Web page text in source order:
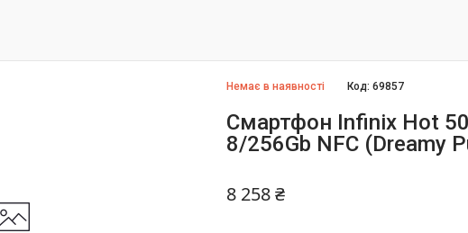
Немає в наявності Код:69857
Смартфон Infinix Hot
8/256Gb NFC (Dreamy
8 258 ₴